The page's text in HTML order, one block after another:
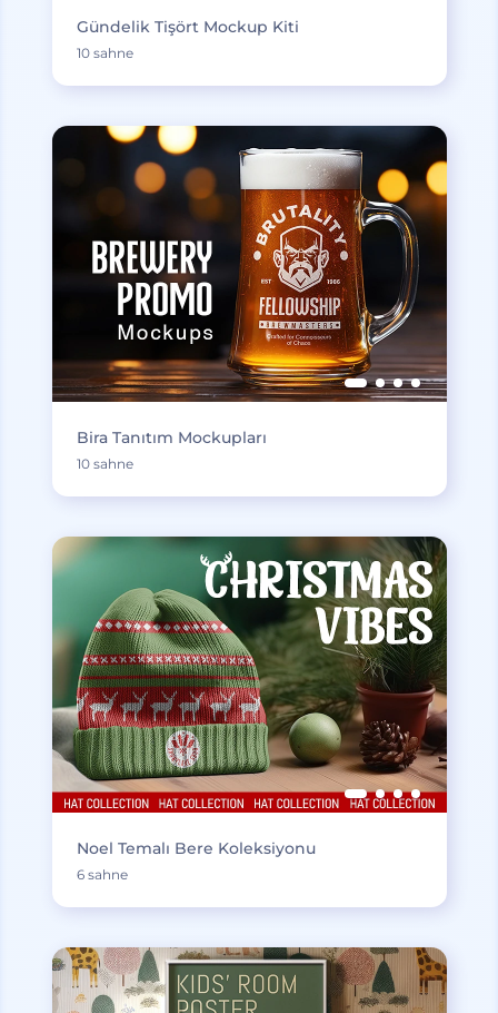
Gündelik Tişört Mockup Kiti
10 sahne
Bira Tanıtım Mockupları
10 sahne
Noel Temalı Bere Koleksiyonu
6 sahne